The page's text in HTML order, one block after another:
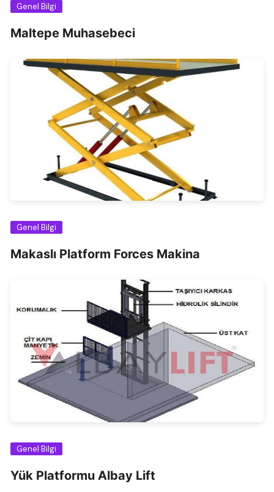
Genel Bilgi
Maltepe Muhasebeci
Genel Bilgi
Makaslı Platform Forces Makina
Genel Bilgi
Yük Platformu Albay Lift